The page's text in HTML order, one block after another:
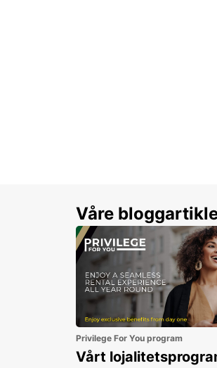
Våre
Privilege For You program
Vårt